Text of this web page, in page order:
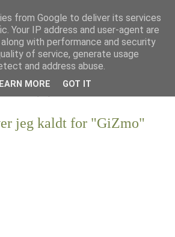
jeg kaldt for "GiZmo"
from Google to deliver its services
Your IP address and user-agent are
with performance and security
of service, generate usage
and address abuse.
MORE GOT IT